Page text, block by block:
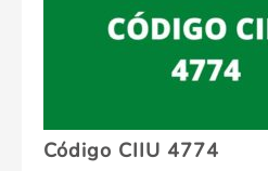
Código CIIU 4774